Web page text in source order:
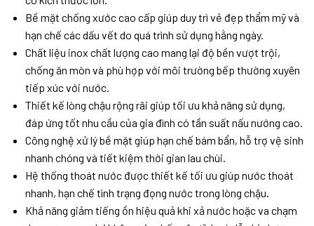
Bề mặt chống xước cao cấp giúp duy trì vẻ đẹp thẩm mỹ và
hạn chế các dấu vết do quá trình sử dụng hằng ngày.
Chất liệu inox chất lượng cao mang lại độ bền vượt trội,
chống ăn mòn và phù hợp với môi trường bếp thường xuyên
tiếp xúc với nước.
Thiết kế lòng chậu rộng rãi giúp tối ưu khả năng sử dụng,
đáp ứng tốt nhu cầu của gia đình có tần suất nấu nướng cao.
Công nghệ xử lý bề mặt giúp hạn chế bám bẩn, hỗ trợ vệ sinh
nhanh chóng và tiết kiệm thời gian lau chùi.
Hệ thống thoát nước được thiết kế tối ưu giúp nước thoát
nhanh, hạn chế tình trạng đọng nước trong lòng chậu.
Khả năng giảm tiếng ồn hiệu quả khi xả nước hoặc va chạm